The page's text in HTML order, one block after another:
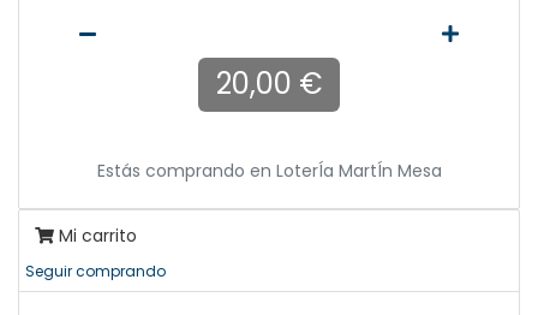
20,00 €
Estás comprando en LoterÍa MartÍn Mesa
Mi carrito
Seguir comprando